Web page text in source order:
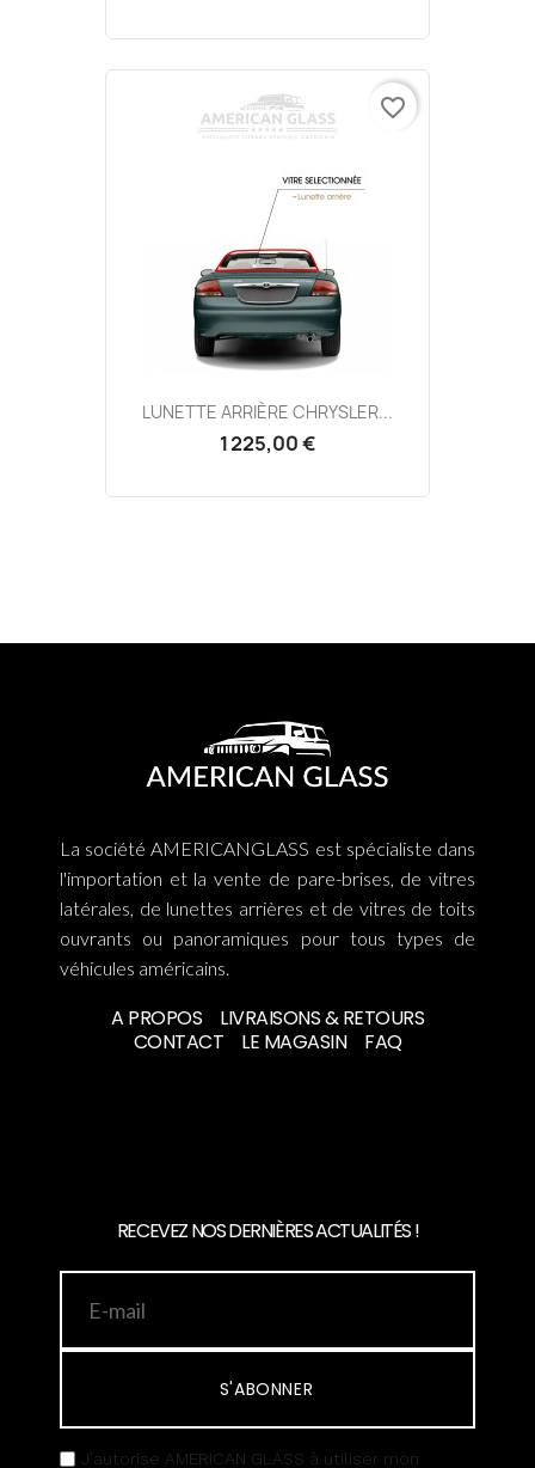
LUNETTE ARRIÈRE CHRYSLER...
1 225,00 €
favorite_border
La société AMERICANGLASS est spécialiste dans
l'importation et la vente de pare-brises, de vitres
latérales, de lunettes arrières et de vitres de toits
ouvrants ou panoramiques pour tous types de
véhicules américains.
A PROPOS
LIVRAISONS & RETOURS
CONTACT
LE MAGASIN FAQ
RECEVEZ NOS DERNIÈRES ACTUALITÉS !
S'ABONNER
J’autorise AMERICAN GLASS à utiliser mon